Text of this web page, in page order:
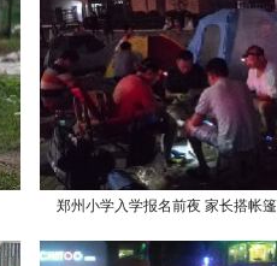
郑州小学入学报名前夜 家长搭帐